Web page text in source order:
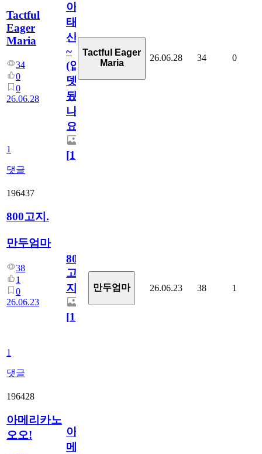
Tactful
Eager
Maria
34
0
0
26.06.28
1
댓글
아
태
산
~
(업
뎃
됬
나
요)
[1]
Tactful Eager
Maria
26.06.28 34 0
196437
800고지.
만두엄마
38
1
0
26.06.23
1
댓글
800
고
지.
[1]
만두엄마 26.06.23 38 1
196428
아메리카노
오오!
아
메